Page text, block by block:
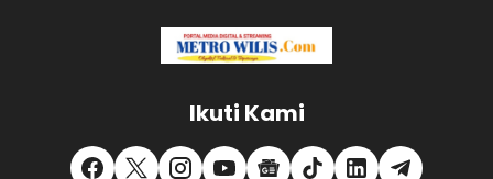
Ikuti Kami